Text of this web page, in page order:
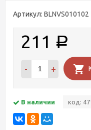
Артикул: BLNVS010102
211 Р
- +
В наличии код: